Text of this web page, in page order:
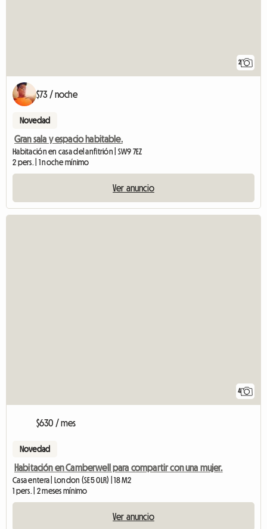
2
$73 / noche
Novedad
Gran sala y espacio habitable.
Habitación en casa del anfitrión | SW9 7EZ
2 pers. | 1 noche mínimo
Ver anuncio
4
$630 / mes
Novedad
Habitación en Camberwell para compartir con una mujer.
Casa entera | London (SE5 0LR) | 18 M2
1 pers. | 2 meses mínimo
Ver anuncio